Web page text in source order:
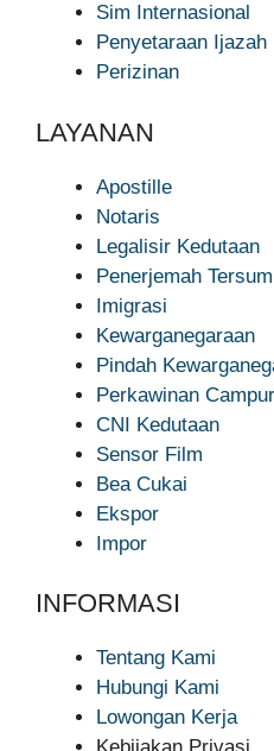
Sim Internasional
Penyetaraan Ijazah
Perizinan
LAYANAN
Apostille
Notaris
Legalisir Kedutaan
Penerjemah
Imigrasi
Kewarganegaraan
Pindah
Perkawinan
CNI Kedutaan
Sensor Film
Bea Cukai
Ekspor
Impor
INFORMASI
Tentang Kami
Hubungi Kami
Lowongan Kerja